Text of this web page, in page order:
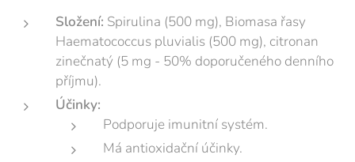
Složení: Spirulina (500 mg), Biomasa řasy
Haematococcus pluvialis (500 mg), citronan
zinečnatý (5 mg - 50% doporučeného denního
příjmu).
Účinky:
Podporuje imunitní systém.
Má antioxidační účinky.